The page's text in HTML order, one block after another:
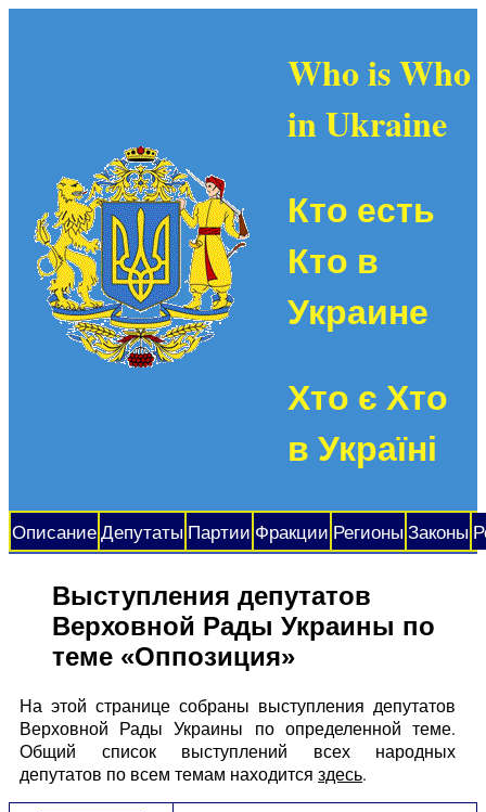
Who is Who
in Ukraine
Кто есть
Кто в
Украине
Хто є Хто
в Україні
Описание Депутаты Партии Фракции Регионы Законы
Выступления депутатов
Верховной Рады Украины по
теме «Оппозиция»
На этой странице собраны выступления депутатов
Верховной Рады Украины по определенной теме.
Общий список выступлений всех народных
депутатов по всем темам находится здесь.